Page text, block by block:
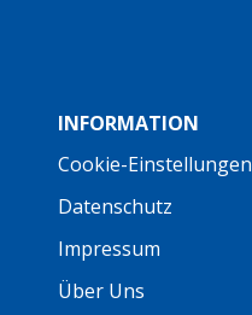
INFORMATION
Cookie-Einstellungen
Datenschutz
Impressum
Über Uns